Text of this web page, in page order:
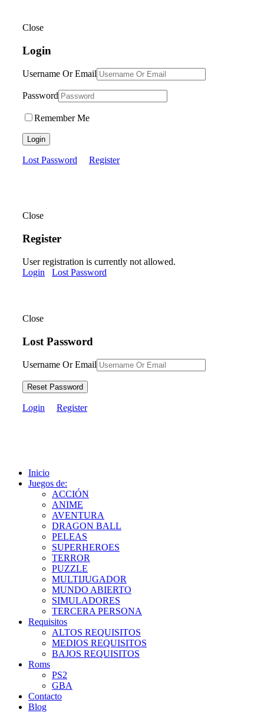
Close
Login
Username Or Email
Password
Remember Me
Login
Lost Password Register
Close
Register
User registration is currently not allowed.
Login
Lost Password
Close
Lost Password
Username Or Email
Reset Password
Login Register
Inicio
Juegos de:
ACCIÓN
ANIME
AVENTURA
DRAGON BALL
PELEAS
SUPERHEROES
TERROR
PUZZLE
MULTIJUGADOR
MUNDO ABIERTO
SIMULADORES
TERCERA PERSONA
Requisitos
ALTOS REQUISITOS
MEDIOS REQUISITOS
BAJOS REQUISITOS
Roms
PS2
GBA
Contacto
Blog